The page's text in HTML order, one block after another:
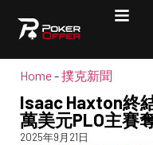
Home-撲克新聞
Isaac Haxton終
萬美元PLO主賽
2025年9月21日